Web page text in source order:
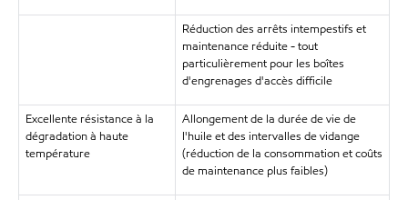
Réduction des arrêts intempestifs et
maintenance réduite - tout
particulièrement pour les boîtes
d'engrenages d'accès difficile
Excellente résistance à la
dégradation à haute
température
Allongement de la durée de vie de
l'huile et des intervalles de vidange
(réduction de la consommation et coûts
de maintenance plus faibles)